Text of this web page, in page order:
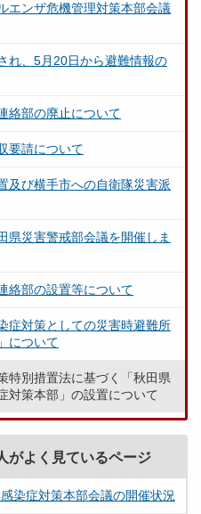
エンザ危機管理対策本部会議
れ、5月20日から避難情報の
絡部の廃止について
要請について
及び横手市への自衛隊災害派
県災害警戒部会議を開催しま
絡部の設置等について
症対策としての災害時避難所
について
特別措置法に基づく「秋田県
対策本部」の設置について
がよく見ているページ
染症対策本部会議の開催状況